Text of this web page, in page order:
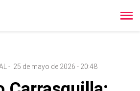
- 25 de mayo de 2026 - 20:48